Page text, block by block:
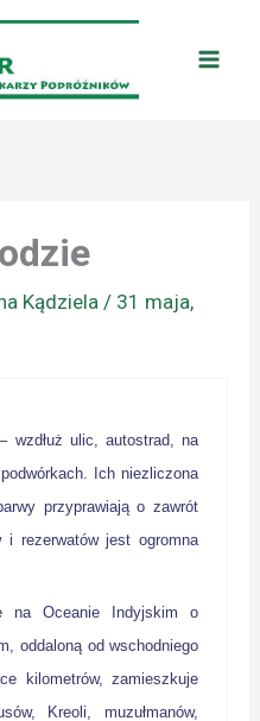
Kądziela/ 31 maja,
wzdłuż ulic, autostrad, na
Ich niezliczona
przyprawiają o zawrót
i rezerwatów jest ogromna
na Oceanie Indyjskim o
oddaloną od wschodniego
kilometrów, zamieszkuje
Kreoli, muzułmanów,